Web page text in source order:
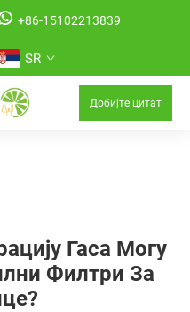
+86-15102213839
SR
Добијте цитат
Гаса Могу
Филтри За